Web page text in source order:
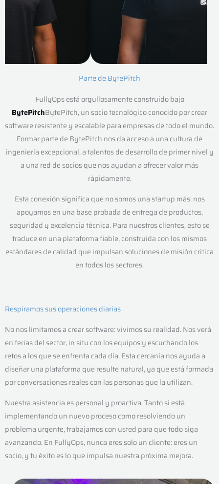
Parte de BytePitch
FullyOps está orgullosamente construido bajo
BytePitchBytePitch, un socio tecnológico conocido por crear
software resistente y escalable para empresas de todo el mundo.
Formar parte de BytePitch nos da acceso a una cultura de
ingeniería excepcional, a talentos de desarrollo de primer nivel y
a una red de socios que nos ayudan a ofrecer valor más
rápidamente.
Esta conexión significa que no somos una startup más: nos
apoyamos en una base probada de entrega de productos,
seguridad y excelencia técnica. Para nuestros clientes, esto se
traduce en una plataforma fiable, construida con los mismos
estándares de calidad que impulsan soluciones de misión crítica
en todos los sectores.
Respiramos sus operaciones diarias
No nos limitamos a crear software: vivimos su realidad. Nos verá
en ferias del sector, in situ con los equipos y escuchando los
retos a los que se enfrenta cada día. Esta cercanía nos ayuda a
diseñar una plataforma que resulte natural, ya que está formada
por conversaciones reales con las personas que la utilizan.
Nuestra asistencia es personal y proactiva. Tanto si está
implementando un nuevo proceso como resolviendo un
problema urgente, trabajamos con usted para que todo siga
avanzando. En FullyOps, nunca eres solo un cliente: eres un
socio, y tu éxito es lo que impulsa nuestra próxima mejora.